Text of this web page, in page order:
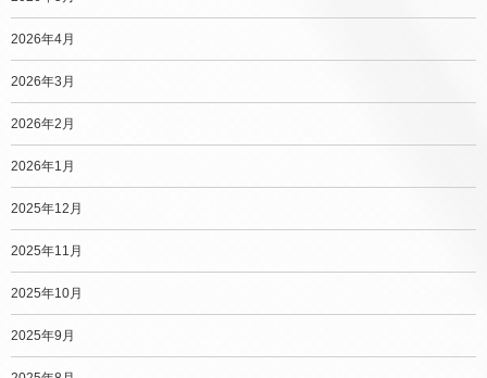
2026年4月
2026年3月
2026年2月
2026年1月
2025年12月
2025年11月
2025年10月
2025年9月